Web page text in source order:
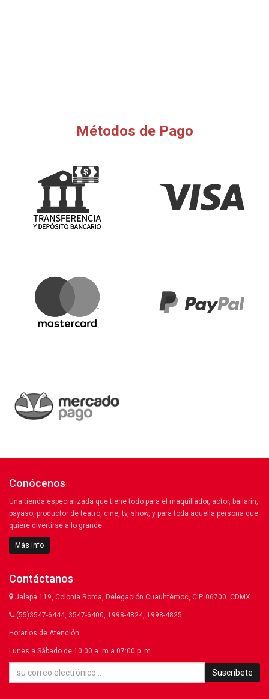
Métodos de Pago
Conócenos
Una tienda especializada que tiene todo para el maquillador, actor, bailarín,
payaso, productor de teatro, cine, tv, show, y para toda aquella persona que
quiere divertirse a lo grande.
Más info
Contáctanos
Jalapa 119, Colonia Roma, Delegación Cuauhtémoc, C.P. 06700. CDMX
(55)3547-6444, 3547-6400, 1998-4824, 1998-4825
Horarios de Atención:
Lunes a Sábado de 10:00 a. m a 07:00 p. m.
Suscríbete